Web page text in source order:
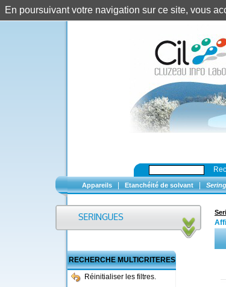
Appareils Etanchéité de solvant
RECHERCHE MULTICRITERES
Réinitialiser les filtres.
En poursuivant votre navigation sur ce site, vous